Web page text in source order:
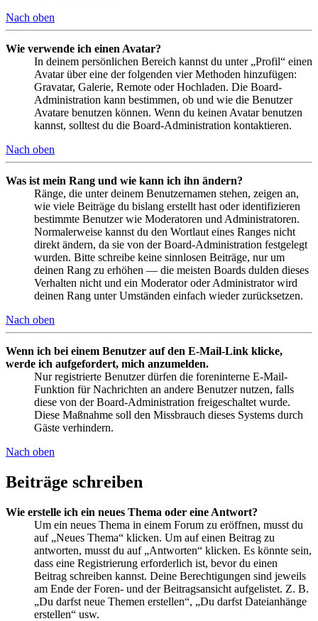
Nach oben
Wie verwende ich einen Avatar?
In deinem persönlichen Bereich kannst du unter „Profil“ einen
Avatar über eine der folgenden vier Methoden hinzufügen:
Gravatar, Galerie, Remote oder Hochladen. Die Board-
Administration kann bestimmen, ob und wie die Benutzer
Avatare benutzen können. Wenn du keinen Avatar benutzen
kannst, solltest du die Board-Administration kontaktieren.
Nach oben
Was ist mein Rang und wie kann ich ihn ändern?
Ränge, die unter deinem Benutzernamen stehen, zeigen an,
wie viele Beiträge du bislang erstellt hast oder identifizieren
bestimmte Benutzer wie Moderatoren und Administratoren.
Normalerweise kannst du den Wortlaut eines Ranges nicht
direkt ändern, da sie von der Board-Administration festgelegt
wurden. Bitte schreibe keine sinnlosen Beiträge, nur um
deinen Rang zu erhöhen — die meisten Boards dulden dieses
Verhalten nicht und ein Moderator oder Administrator wird
deinen Rang unter Umständen einfach wieder zurücksetzen.
Nach oben
Wenn ich bei einem Benutzer auf den E-Mail-Link klicke,
werde ich aufgefordert, mich anzumelden.
Nur registrierte Benutzer dürfen die foreninterne E-Mail-
Funktion für Nachrichten an andere Benutzer nutzen, falls
diese von der Board-Administration freigeschaltet wurde.
Diese Maßnahme soll den Missbrauch dieses Systems durch
Gäste verhindern.
Nach oben
Beiträge schreiben
Wie erstelle ich ein neues Thema oder eine Antwort?
Um ein neues Thema in einem Forum zu eröffnen, musst du
auf „Neues Thema“ klicken. Um auf einen Beitrag zu
antworten, musst du auf „Antworten“ klicken. Es könnte sein,
dass eine Registrierung erforderlich ist, bevor du einen
Beitrag schreiben kannst. Deine Berechtigungen sind jeweils
am Ende der Foren- und der Beitragsansicht aufgelistet. Z. B.
„Du darfst neue Themen erstellen“, „Du darfst Dateianhänge
erstellen“ usw.